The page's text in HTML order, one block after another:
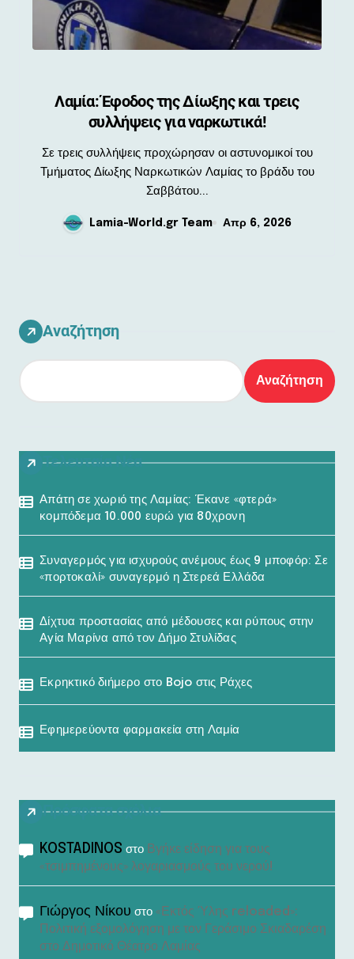
Λαμία: Έφοδος της Δίωξης και τρεις
συλλήψεις για ναρκωτικά!
Σε τρεις συλλήψεις προχώρησαν οι αστυνομικοί του
Τμήματος Δίωξης Ναρκωτικών Λαμίας το βράδυ του
Σαββάτου...
Lamia-World.gr Team Απρ 6, 2026
Αναζήτηση
Αναζήτηση
Τελευταία Νέα
Απάτη σε χωριό της Λαμίας: Έκανε «φτερά»
κομπόδεμα 10.000 ευρώ για 80χρονη
Συναγερμός για ισχυρούς ανέμους έως 9 μποφόρ: Σε
«πορτοκαλί» συναγερμό η Στερεά Ελλάδα
Δίχτυα προστασίας από μέδουσες και ρύπους στην
Αγία Μαρίνα από τον Δήμο Στυλίδας
Εκρηκτικό διήμερο στο Bojo στις Ράχες
Εφημερεύοντα φαρμακεία στη Λαμία
Πρόσφατα σχόλια
KOSTADINOS στο Βγήκε είδηση για τους
«τσιμπημένους» λογαριασμούς του νερού!
Γιώργος Νίκου στο «Εκτός Ύλης reloaded»:
Πολιτική εξομολόγηση με τον Γεράσιμο Σκιαδαρέση
στο Δημοτικό Θέατρο Λαμίας